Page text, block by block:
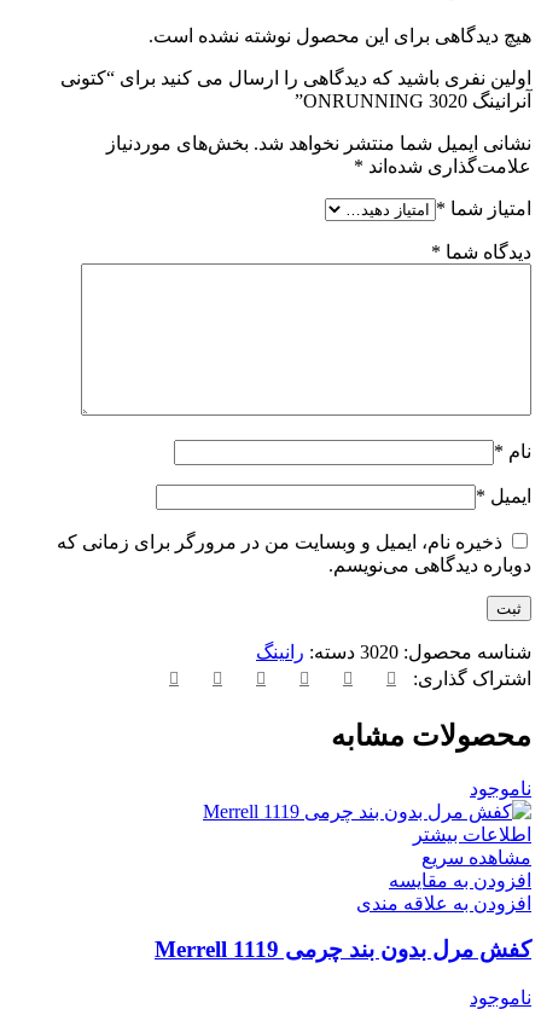
هیچ دیدگاهی برای این محصول نوشته نشده است.
اولین نفری باشید که دیدگاهی را ارسال می کنید برای “کتونی
آنرانینگ ONRUNNING 3020”
نشانی ایمیل شما منتشر نخواهد شد. بخش‌های موردنیاز
علامت‌گذاری شده‌اند *
امتیاز شما *
دیدگاه شما *
نام *
ایمیل *
ذخیره نام، ایمیل و وبسایت من در مرورگر برای زمانی که
دوباره دیدگاهی می‌نویسم.
شناسه محصول: 3020 دسته: رانینگ
اشتراک گذاری:
محصولات مشابه
ناموجود
اطلاعات بیشتر
مشاهده سریع
افزودن به مقایسه
افزودن به علاقه مندی
کفش مرل بدون بند چرمی Merrell 1119
ناموجود